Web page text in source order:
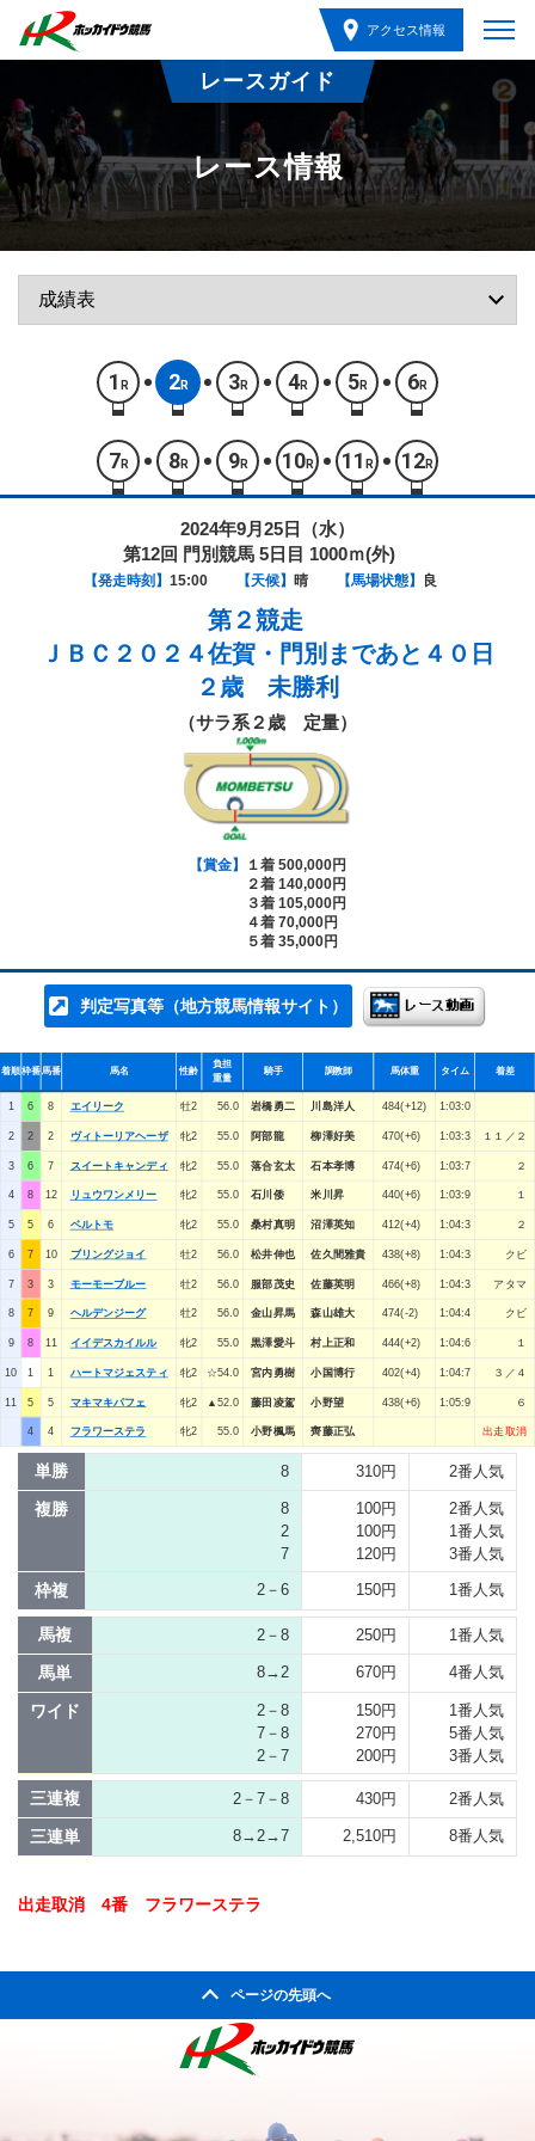
アクセス情報
レースガイド
レース情報
1 R 2R 3R 4R 5R 6R
7 R 8R 9R 10R 11 R 12R
2024年9月25日（水）
第12回 門別競馬 5日目 1000ｍ(外)
【発走時刻】 15:00 【天候】 晴 【馬場状態】 良
第２競走
ＪＢＣ２０２４佐賀・門別まであと４０日
２歳 未勝利
（サラ系２歳 定量）
【賞金】
１着 500,000円
２着 140,000円
３着 105,000円
４着 70,000円
５着 35,000円
判定写真等（地方競馬情報サイト）
着順枠番馬番 馬名 性齢
負担
重量
騎手 調教師 馬体重 タイム 着差
1 6 8 エイリーク 牡2 56.0 岩橋勇二 川島洋人 484(+12) 1:03:0
2 2 2 ヴィトーリアヘーザ 牝2 55.0 阿部龍 柳澤好美 470(+6) 1:03:3 １１／２
3 6 7 スイートキャンディ 牝2 55.0 落合玄太 石本孝博 474(+6) 1:03:7 ２
4 8 12 リュウワンメリー 牝2 55.0 石川倭 米川昇 440(+6) 1:03:9 １
5 5 6 ベルトモ 牝2 55.0 桑村真明 沼澤英知 412(+4) 1:04:3 ２
6 7 10 ブリングジョイ 牡2 56.0 松井伸也 佐久間雅貴 438(+8) 1:04:3 クビ
7 3 3 モーモーブルー 牡2 56.0 服部茂史 佐藤英明 466(+8) 1:04:3 アタマ
8 7 9 ヘルデンジーグ 牡2 56.0 金山昇馬 森山雄大 474(-2) 1:04:4 クビ
9 8 11 イイデスカイルル 牝2 55.0 黒澤愛斗 村上正和 444(+2) 1:04:6 １
10 1 1 ハートマジェスティ 牝2 ☆54.0 宮内勇樹 小国博行 402(+4) 1:04:7 ３／４
11 5 5 マキマキパフェ 牝2 ▲52.0 藤田凌駕 小野望 438(+6) 1:05:9 ６
4 4 フラワーステラ 牝2 55.0 小野楓馬 齊藤正弘 出走取消
単勝 8 310円 2番人気
複勝
8
2
7
100円
100円
120円
2番人気
1番人気
3番人気
枠複 2－6 150円 1番人気
馬複 2－8 250円 1番人気
馬単 8→2 670円 4番人気
ワイド
2－8
7－8
2－7
150円
270円
200円
1番人気
5番人気
3番人気
三連複 2－7－8 430円 2番人気
三連単 8→2→7 2,510円 8番人気
出走取消 4番 フラワーステラ
ページの先頭へ